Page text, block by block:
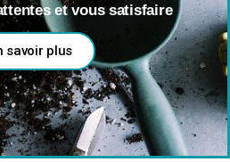
et vous satisfaire
savoir plus